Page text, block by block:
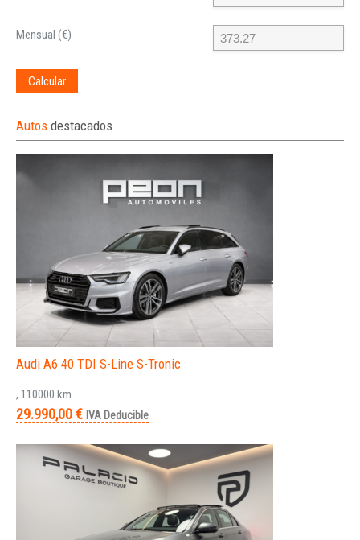
Mensual (€)
Calcular
Autos destacados
Audi A6 40 TDI S-Line S-Tronic
, 110000 km
29.990,00 € IVA Deducible